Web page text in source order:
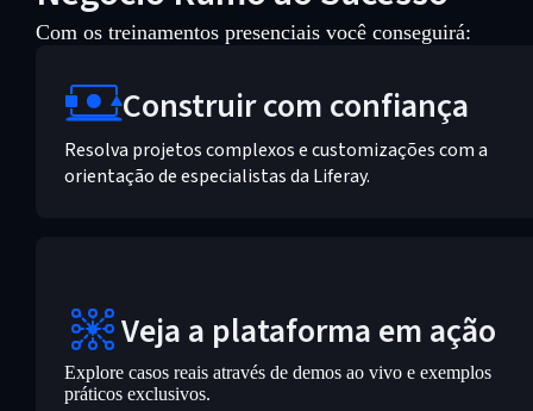
Com os treinamentos presenciais você conseguirá:
Construir com confiança
Resolva projetos complexos e customizações com a
orientação de especialistas da Liferay.
Veja a plataforma em ação
Explore casos reais através de demos ao vivo e exemplos
práticos exclusivos.